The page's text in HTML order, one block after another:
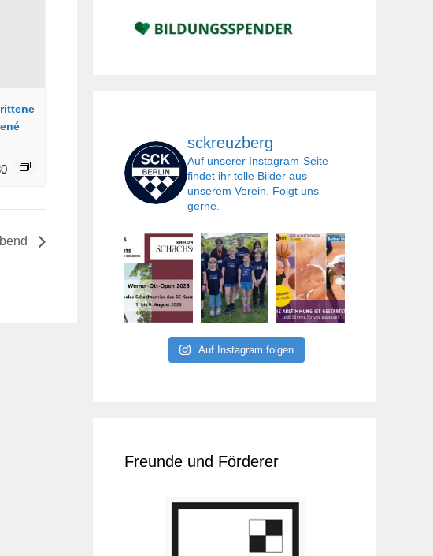
sckreuzberg
Auf unserer Instagram-Seite
findet ihr tolle Bilder aus
unserem Verein. Folgt uns
gerne.
Auf Instagram folgen
Freunde und Förderer